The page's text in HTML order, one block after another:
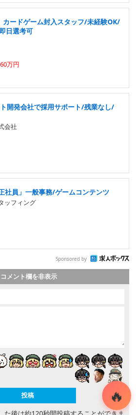
カードゲーム封入スタッフ/未経験OK/
日選考可
万円
開発会社で採用サポート/残業なし/
会社
社員」一般事務/ゲームコンテンツ
ッフィング
Sponsored by
コメント欄を非表示